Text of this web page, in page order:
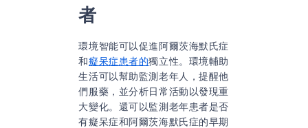
者
環境智能可以促進阿爾茨海默氏症
和癡呆症患者的獨立性。環境輔助
生活可以幫助監測老年人，提醒他
們服藥，並分析日常活動以發現重
大變化。還可以監測老年患者是否
有癡呆症和阿爾茨海默氏症的早期